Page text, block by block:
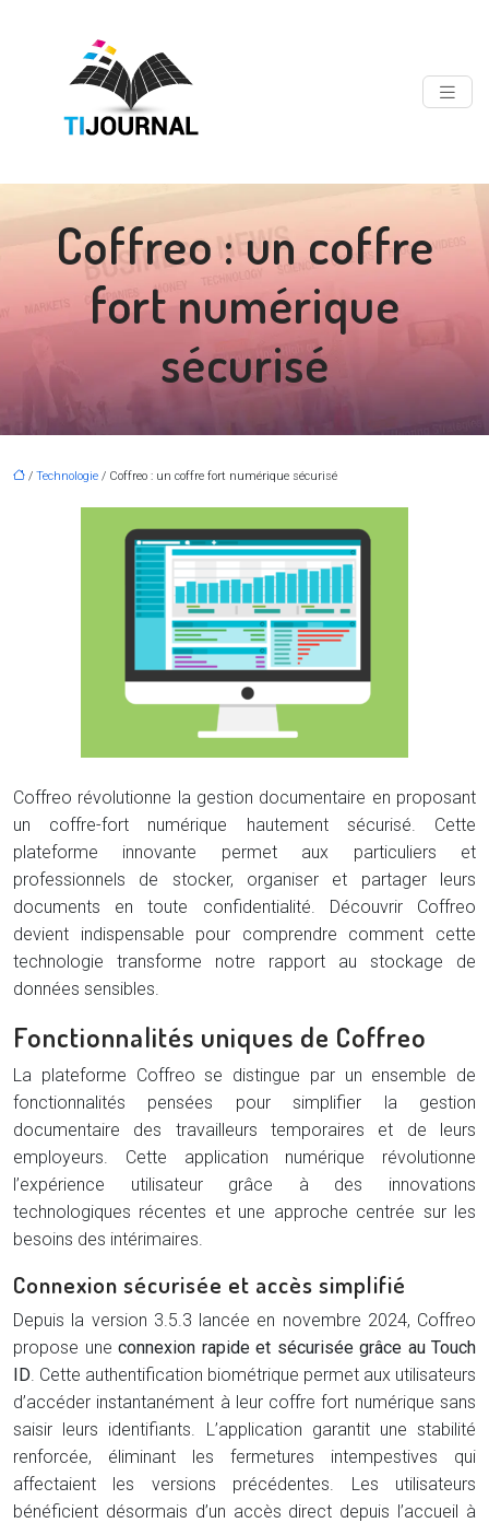
Coffreo : un coffre
fort numérique
sécurisé
/ Technologie / Coffreo : un coffre fort numérique sécurisé
Coffreo révolutionne la gestion documentaire en proposant
un coffre-fort numérique hautement sécurisé. Cette
plateforme innovante permet aux particuliers et
professionnels de stocker, organiser et partager leurs
documents en toute confidentialité. Découvrir Coffreo
devient indispensable pour comprendre comment cette
technologie transforme notre rapport au stockage de
données sensibles.
Fonctionnalités uniques de Coffreo
La plateforme Coffreo se distingue par un ensemble de
fonctionnalités pensées pour simplifier la gestion
documentaire des travailleurs temporaires et de leurs
employeurs. Cette application numérique révolutionne
l’expérience utilisateur grâce à des innovations
technologiques récentes et une approche centrée sur les
besoins des intérimaires.
Connexion sécurisée et accès simplifié
Depuis la version 3.5.3 lancée en novembre 2024, Coffreo
propose une connexion rapide et sécurisée grâce au Touch
ID. Cette authentification biométrique permet aux utilisateurs
d’accéder instantanément à leur coffre fort numérique sans
saisir leurs identifiants. L’application garantit une stabilité
renforcée, éliminant les fermetures intempestives qui
affectaient les versions précédentes. Les utilisateurs
bénéficient désormais d’un accès direct depuis l’accueil à